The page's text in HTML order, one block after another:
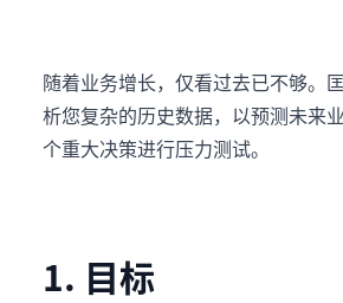
随着业务增长，仅看过去已不够。
析您复杂的历史数据，以预测未来
个重大决策进行压力测试。
1. 目标